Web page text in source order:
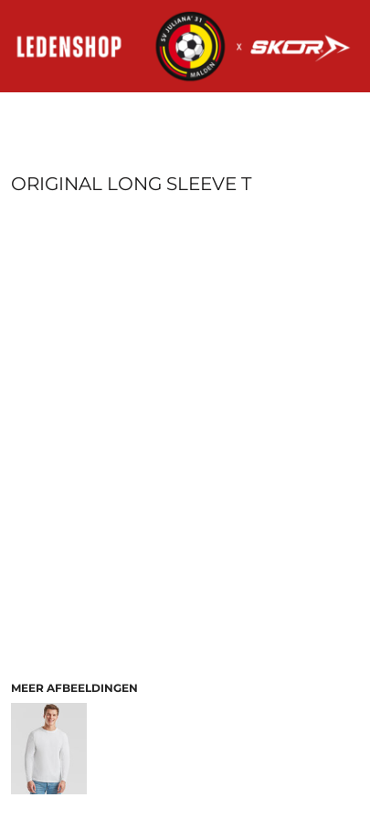
ORIGINAL LONG SLEEVE T
MEER AFBEELDINGEN
REGISTREER